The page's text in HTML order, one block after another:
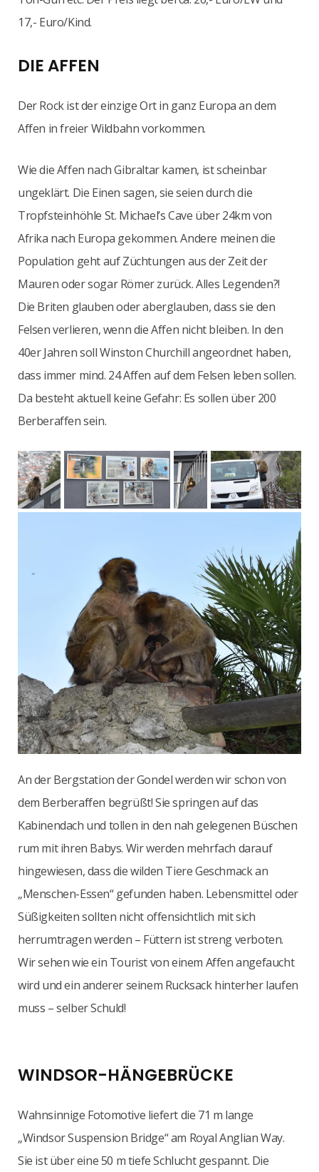
17,- Euro/Kind.
DIE AFFEN
Der Rock ist der einzige Ort in ganz Europa an dem
Affen in freier Wildbahn vorkommen.
Wie die Affen nach Gibraltar kamen, ist scheinbar
ungeklärt. Die Einen sagen, sie seien durch die
Tropfsteinhöhle St. Michael’s Cave über 24km von
Afrika nach Europa gekommen. Andere meinen die
Population geht auf Züchtungen aus der Zeit der
Mauren oder sogar Römer zurück. Alles Legenden?!
Die Briten glauben oder aberglauben, dass sie den
Felsen verlieren, wenn die Affen nicht bleiben. In den
40er Jahren soll Winston Churchill angeordnet haben,
dass immer mind. 24 Affen auf dem Felsen leben sollen.
Da besteht aktuell keine Gefahr: Es sollen über 200
Berberaffen sein.
An der Bergstation der Gondel werden wir schon von
dem Berberaffen begrüßt! Sie springen auf das
Kabinendach und tollen in den nah gelegenen Büschen
rum mit ihren Babys. Wir werden mehrfach darauf
hingewiesen, dass die wilden Tiere Geschmack an
„Menschen-Essen“ gefunden haben. Lebensmittel oder
Süßigkeiten sollten nicht offensichtlich mit sich
herrumtragen werden – Füttern ist streng verboten.
Wir sehen wie ein Tourist von einem Affen angefaucht
wird und ein anderer seinem Rucksack hinterher laufen
muss – selber Schuld!
WINDSOR-HÄNGEBRÜCKE
Wahnsinnige Fotomotive liefert die 71 m lange
„Windsor Suspension Bridge“ am Royal Anglian Way.
Sie ist über eine 50 m tiefe Schlucht gespannt. Die